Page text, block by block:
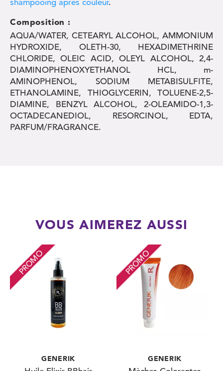
shampooing après couleur.
Composition :
AQUA/WATER, CETEARYL ALCOHOL, AMMONIUM
HYDROXIDE, OLETH-30, HEXADIMETHRINE
CHLORIDE, OLEIC ACID, OLEYL ALCOHOL, 2,4-
DIAMINOPHENOXYETHANOL HCL, m-
AMINOPHENOL, SODIUM METABISULFITE,
ETHANOLAMINE, THIOGLYCERIN, TOLUENE-2,5-
DIAMINE, BENZYL ALCOHOL, 2-OLEAMIDO-1,3-
OCTADECANEDIOL, RESORCINOL, EDTA,
PARFUM/FRAGRANCE.
VOUS AIMEREZ AUSSI
PROMO
GENERIK
PROMO
GENERIK